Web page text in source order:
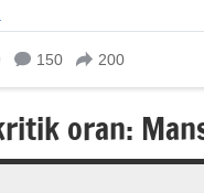
oran: